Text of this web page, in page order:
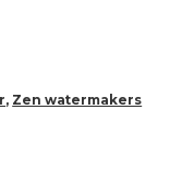
, Zen watermakers